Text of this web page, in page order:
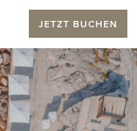
JETZT BUCHEN